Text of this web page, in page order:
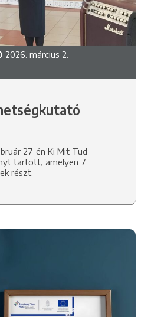
2026. március 2.
27-én Ki Mit Tud
tartott, amelyen 7
részt.